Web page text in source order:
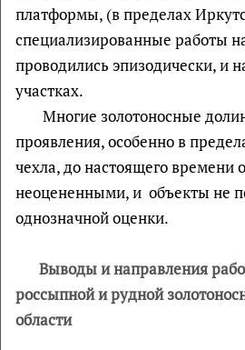
платформы, (в пределах
специализированные работы
проводились эпизодически, и
участках.
Многие золотоносные
проявления, особенно в
чехла, до настоящего времени
неоцененными, и объекты не
однозначной оценки.
Выводы и направления
россыпной и рудной
области